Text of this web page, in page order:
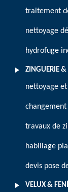
traitement
nettoyage
hydrofuge
ZINGUERIE &
nettoyage
travaux de
habillage
devis pose
VELUX &